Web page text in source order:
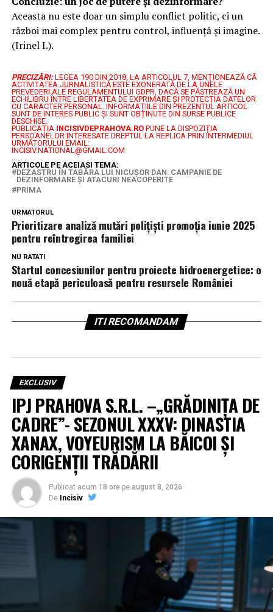
Aceasta nu este doar un simplu conflict politic, ci un
război mai complex pentru control, influență și imagine.
(Irinel I.).
PRECIZĂRI: LEGEA 190 DIN 2018, LA ARTICOLUL 7, MENŢIONEAZĂ CĂ
ACTIVITATEA JURNALISTICĂ ESTE EXONERATĂ DE LA UNELE
PREVEDERI ALE REGULAMENTULUI GDPR, DACĂ SE PĂSTREAZĂ UN
ECHILIBRU ÎNTRE LIBERTATEA DE EXPRIMARE ŞI PROTECŢIA DATELOR
CU CARACTER PERSONAL. INFORMAȚIILE DIN PREZENTUL ARTICOL
SUNT DE INTERES PUBLIC ȘI SUNT OBȚINUTE DIN SURSE PUBLICE
DESCHISE.
PUBLICAȚIA INCISIVDEPRAHOVA.ROPUNE LA DISPOZIȚIA
PERSOANELOR INTERESATE DREPTUL LA REPLICA PRIN INTERMEDIUL
URMĂTORULUI EMAIL:
INCISIV.NATIONAL@GMAIL.COM
.....
ARTICOLE PE ACEIASI TEMA:
DEZASTRU ÎN TABĂRA LUI NICUȘOR DAN: CAMPANIE DE
DEZINFORMARE ȘI ATACURI NEACOPERITE
PRIMA
URMATORUL
Prioritizare analiză mutări polițiști promoția iunie 2025
pentru reîntregirea familiei
NU RATATI
Startul concesiunilor pentru proiecte hidroenergetice: o
nouă etapă periculoasă pentru resursele României
ITI RECOMANDAM
EXCLUSIV
IPJ PRAHOVA S.R.L. –„GRĂDINIȚA DE
CADRE”- SEZONUL XXXV: DINASTIA
XANAX, VOYEURISM LA BĂICOI ȘI
CORIGENȚII TRĂDĂRII
Publicat acum 18 ore pe august 8, 2026
De Incisiv